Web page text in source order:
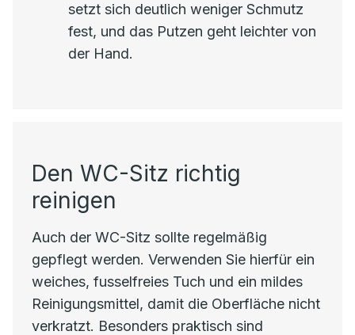
setzt sich deutlich weniger Schmutz
fest, und das Putzen geht leichter von
der Hand.
Den WC-Sitz richtig
reinigen
Auch der WC-Sitz sollte regelmäßig
gepflegt werden. Verwenden Sie hierfür ein
weiches, fusselfreies Tuch und ein mildes
Reinigungsmittel, damit die Oberfläche nicht
verkratzt. Besonders praktisch sind